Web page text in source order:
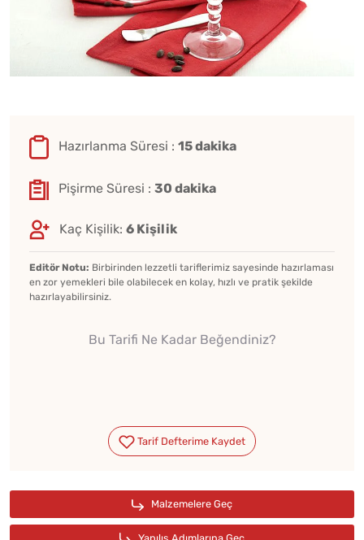
Hazırlanma Süresi : 15 dakika
Pişirme Süresi : 30 dakika
Kaç Kişilik: 6 Kişilik
Editör Notu: Birbirinden lezzetli tariflerimiz sayesinde hazırlaması
en zor yemekleri bile olabilecek en kolay, hızlı ve pratik şekilde
hazırlayabilirsiniz.
Bu Tarifi Ne Kadar Beğendiniz?